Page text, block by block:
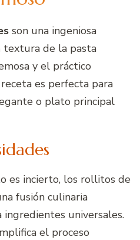
son una ingeniosa
textura de la pasta
y el práctico
es perfecta para
o plato principal
es incierto, los rollitos de
fusión culinaria
ingredientes universales.
el proceso